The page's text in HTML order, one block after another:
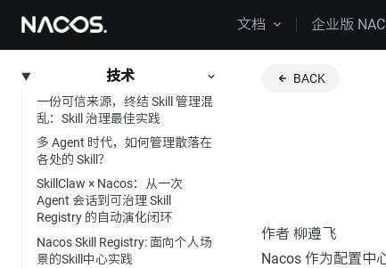
文档 企业版
技术
一份可信来源，终结 Skill 管理混
乱：Skill 治理最佳实践
多 Agent 时代，如何管理散落在
各处的 Skill？
SkillClaw × Nacos：从一次
Agent 会话到可治理 Skill
Registry 的自动演化闭环
Nacos Skill Registry: 面向个人场
景的Skill中心实践
BACK
作者 柳遵飞
Nacos 作为配置中